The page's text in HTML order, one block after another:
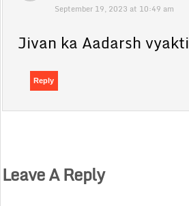
September 19, 2023 at 10:49 am
Jivan ka Aadarsh vyakti
Reply
Leave A Reply